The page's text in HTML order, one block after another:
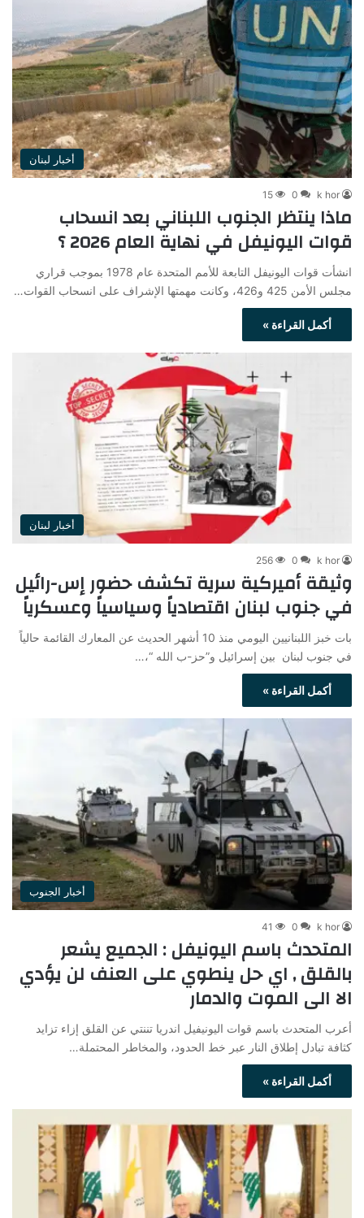
أخبار لبنان
k hor
0
15
ماذا ينتظر الجنوب اللبناني بعد انسحاب
قوات اليونيفل في نهاية العام 2026 ؟
انشأت قوات اليونيفل التابعة للأمم المتحدة عام 1978 بموجب قراري
مجلس الأمن 425 و426، وكانت مهمتها الإشراف على انسحاب القوات…
أكمل القراءة »
أخبار لبنان
k hor
0
256
وثيقة أميركية سرية تكشف حضور إس-رائيل
في جنوب لبنان اقتصادياً وسياسياً وعسكرياً
بات خبز اللبنانيين اليومي منذ 10 أشهر الحديث عن المعارك القائمة حالياً
في جنوب لبنان بين إسرائيل و”حز-ب الله “،…
أكمل القراءة »
أخبار الجنوب
k hor
0
41
المتحدث باسم اليونيفل : الجميع يشعر
بالقلق , اي حل ينطوي على العنف لن يؤدي
الا الى الموت والدمار
أعرب المتحدث باسم قوات اليونيفيل اندريا تننتي عن القلق إزاء تزايد
كثافة تبادل إطلاق النار عبر خط الحدود، والمخاطر المحتملة…
أكمل القراءة »